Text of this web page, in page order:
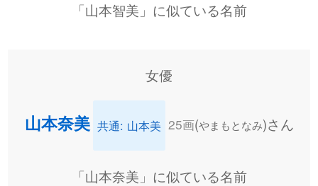
「山本智美」に似ている名前
女優
山本奈美 共通: 山本美 25画(やまもとなみ)さん
「山本奈美」に似ている名前